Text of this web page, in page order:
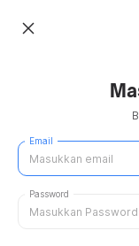
close
Email
Password